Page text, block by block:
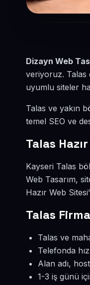
Dizayn Web
veriyoruz. Talas
uyumlu siteler
Talas ve yakın
temel SEO ve
Talas
Kayseri Talas
Web Tasarım,
Hazır Web
Talas
Talas ve
Telefonda
Alan adı,
1-3 iş günü